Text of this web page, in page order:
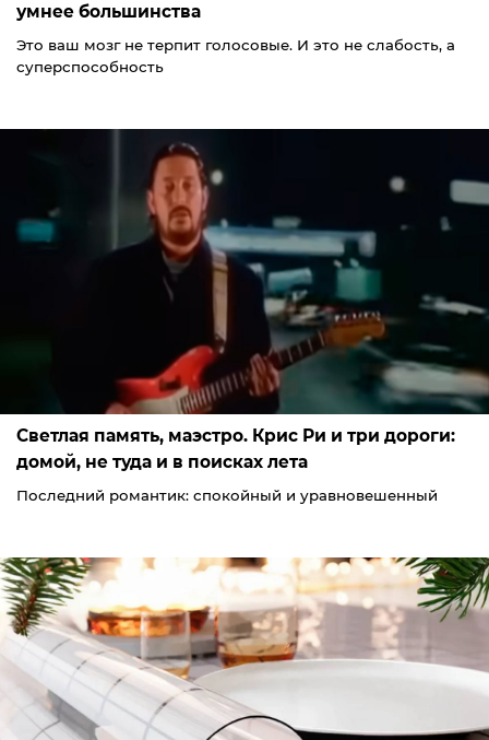
умнее большинства
Это ваш мозг не терпит голосовые. И это не слабость, а
суперспособность
Светлая память, маэстро. Крис Ри и три дороги:
домой, не туда и в поисках лета
Последний романтик: спокойный и уравновешенный